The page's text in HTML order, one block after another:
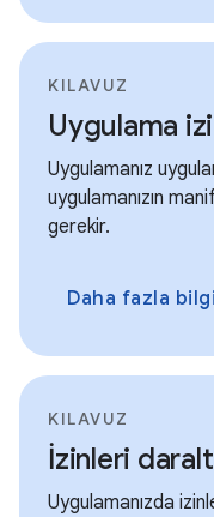
KILAVUZ
Uygulama
Uygulamanız
uygulamanızın
gerekir.
Daha fazla bilgi
KILAVUZ
İzinleri daralt
Uygulamanızda